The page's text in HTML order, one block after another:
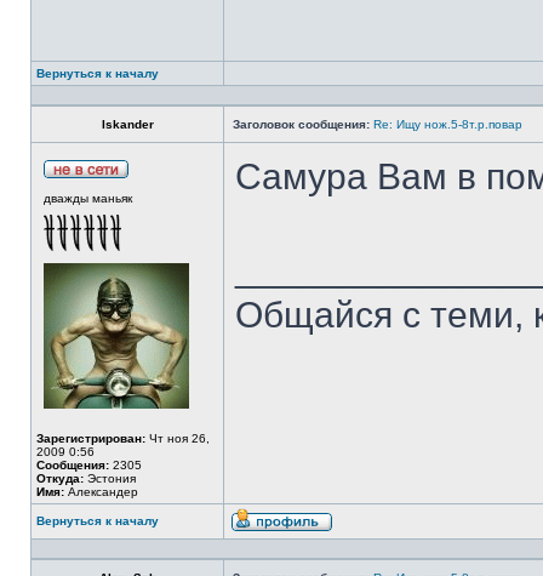
Вернуться к началу
Iskander Заголовок сообщения: Re: Ищу нож.5-8т.р.повар
дважды маньяк
Зарегистрирован: Чт ноя 26,
2009 0:56
Сообщения: 2305
Откуда: Эстония
Имя: Александер
Самура Вам в
Общайся с теми,
Вернуться к началу